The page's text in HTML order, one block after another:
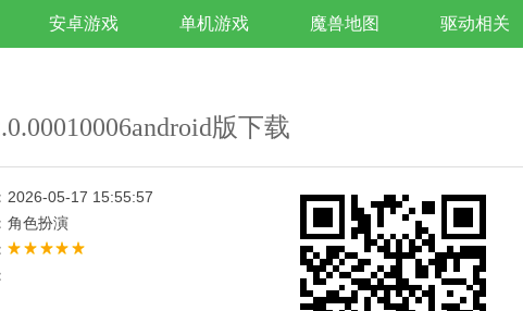
安卓游戏 单机游戏 魔兽地图 驱动相关
版下载
2026-05-17 15:55:57
角色扮演